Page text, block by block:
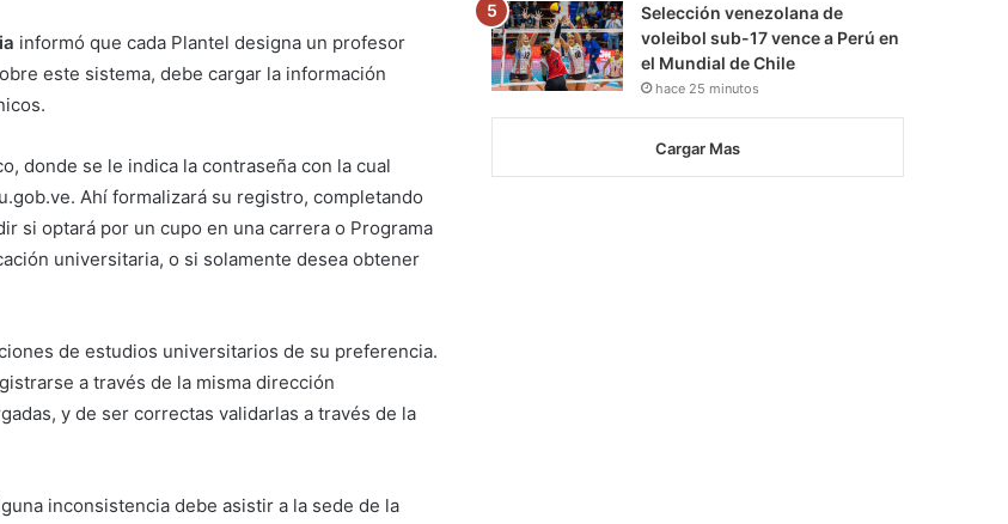
informó que cada Plantel designa un profesor
este sistema, debe cargar la información
donde se le indica la contraseña con la cual
Ahí formalizará su registro, completando
si optará por un cupo en una carrera o Programa
universitaria, o si solamente desea obtener
de estudios universitarios de su preferencia.
a través de la misma dirección
y de ser correctas validarlas a través de la
inconsistencia debe asistir a la sede de la
Selección venezolana de
voleibol sub-17 vence a Perú en
el Mundial de Chile
hace 25 minutos
Cargar Mas